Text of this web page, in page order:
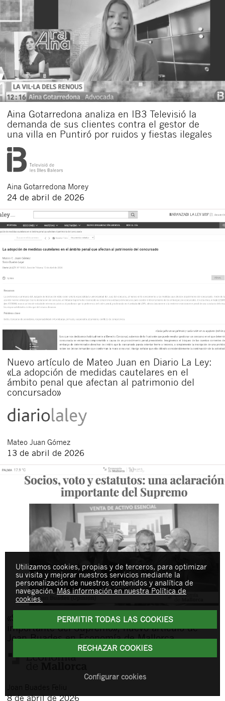
Aina Gotarredona analiza en IB3 Televisió la
demanda de sus clientes contra el gestor de
una villa en Puntiró por ruidos y fiestas ilegales
Aina Gotarredona Morey
24 de abril de 2026
Nuevo artículo de Mateo Juan en Diario La Ley:
«La adopción de medidas cautelares en el
ámbito penal que afectan al patrimonio del
concursado»
Mateo Juan Gómez
13 de abril de 2026
«Socios, voto y estatutos: una aclaración
importante del Supremo», nuevo artículo de
Joan Buades en Economía de Mallorca
8 de abril de 2026
Utilizamos cookies, propias y de terceros, para optimizar
su visita y mejorar nuestros servicios mediante la
personalización de nuestros contenidos y analítica de
navegación. Más información en nuestra Política de
cookies.
PERMITIR TODAS LAS COOKIES
RECHAZAR COOKIES
Configurar cookies